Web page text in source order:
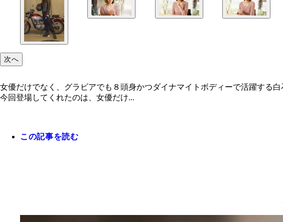
次へ
女優だけでなく、グラビアでも８頭身かつダイナマイトボディーで活躍する
今回登場してくれたのは、女優だけ...
この記事を読む